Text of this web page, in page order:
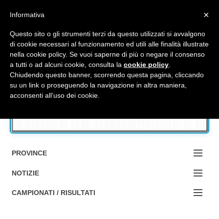
Accedi / Registrati
Contattaci
PROVINCE
EDIZIONE:
BOLOGNA
NOTIZIE
NOTIZIE:
CAMPIONATI / RISULTATI
×
Informativa
Questo sito o gli strumenti terzi da questo utilizzati si avvalgono
di cookie necessari al funzionamento ed utili alle finalità illustrate
nella cookie policy. Se vuoi saperne di più o negare il consenso
a tutti o ad alcuni cookie, consulta la cookie policy
Chiudendo questo banner, scorrendo questa pagina, cliccando
su un link o proseguendo la navigazione in altra maniera,
acconsenti all’uso dei cookie.